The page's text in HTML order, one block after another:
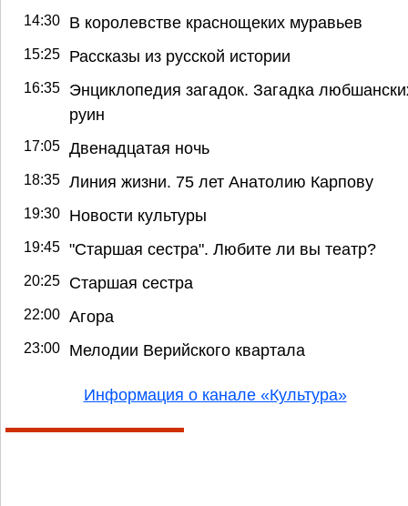
14:30 В королевстве краснощеких муравьев
15:25 Рассказы из русской истории
16:35
Энциклопедия загадок. Загадка
руин
17:05 Двенадцатая ночь
18:35 Линия жизни. 75 лет Анатолию Карпову
19:30 Новости культуры
19:45 "Старшая сестра". Любите ли вы театр?
20:25 Старшая сестра
22:00 Агора
23:00 Мелодии Верийского квартала
Информация о канале «Культура»